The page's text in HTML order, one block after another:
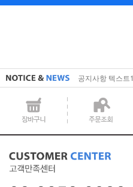
공지사항 텍스트1